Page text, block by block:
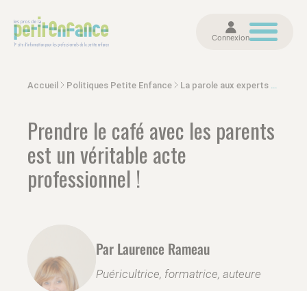
Connexion
Accueil Politiques Petite Enfance La parole aux experts et politiques
Prendre le café avec les parents
est un véritable acte
professionnel !
Par Laurence Rameau
Puéricultrice, formatrice, auteure